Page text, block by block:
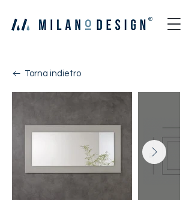
Torna indietro